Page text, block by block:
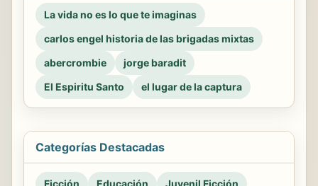
La vida no es lo que te imaginas
carlos engel historia de las brigadas mixtas
abercrombie
jorge baradit
El Espiritu Santo
el lugar de la captura
Categorías Destacadas